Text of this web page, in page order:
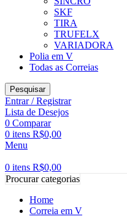
SKF
TIRA
TRUFELX
VARIADORA
Polia em V
Todas as Correias
Pesquisar
Entrar / Registrar
Lista de Desejos
0 Comparar
0 itens R$0,00
Menu
0 itens R$0,00
Procurar categorias
Home
Correia em V